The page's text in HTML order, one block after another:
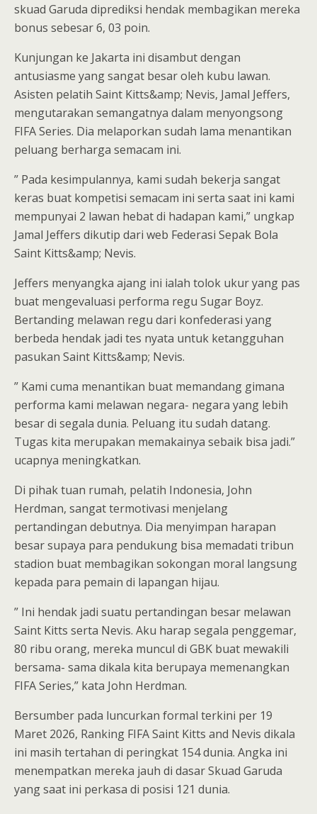
skuad Garuda diprediksi hendak membagikan mereka
bonus sebesar 6, 03 poin.
Kunjungan ke Jakarta ini disambut dengan
antusiasme yang sangat besar oleh kubu lawan.
Asisten pelatih Saint Kitts&amp; Nevis, Jamal Jeffers,
mengutarakan semangatnya dalam menyongsong
FIFA Series. Dia melaporkan sudah lama menantikan
peluang berharga semacam ini.
” Pada kesimpulannya, kami sudah bekerja sangat
keras buat kompetisi semacam ini serta saat ini kami
mempunyai 2 lawan hebat di hadapan kami,” ungkap
Jamal Jeffers dikutip dari web Federasi Sepak Bola
Saint Kitts&amp; Nevis.
Jeffers menyangka ajang ini ialah tolok ukur yang pas
buat mengevaluasi performa regu Sugar Boyz.
Bertanding melawan regu dari konfederasi yang
berbeda hendak jadi tes nyata untuk ketangguhan
pasukan Saint Kitts&amp; Nevis.
” Kami cuma menantikan buat memandang gimana
performa kami melawan negara- negara yang lebih
besar di segala dunia. Peluang itu sudah datang.
Tugas kita merupakan memakainya sebaik bisa jadi.”
ucapnya meningkatkan.
Di pihak tuan rumah, pelatih Indonesia, John
Herdman, sangat termotivasi menjelang
pertandingan debutnya. Dia menyimpan harapan
besar supaya para pendukung bisa memadati tribun
stadion buat membagikan sokongan moral langsung
kepada para pemain di lapangan hijau.
” Ini hendak jadi suatu pertandingan besar melawan
Saint Kitts serta Nevis. Aku harap segala penggemar,
80 ribu orang, mereka muncul di GBK buat mewakili
bersama- sama dikala kita berupaya memenangkan
FIFA Series,” kata John Herdman.
Bersumber pada luncurkan formal terkini per 19
Maret 2026, Ranking FIFA Saint Kitts and Nevis dikala
ini masih tertahan di peringkat 154 dunia. Angka ini
menempatkan mereka jauh di dasar Skuad Garuda
yang saat ini perkasa di posisi 121 dunia.